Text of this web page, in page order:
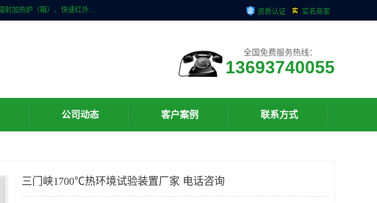
许昌市红外技术研究所有限公司主要产品有：红外辐射（吸收）涂料、红外加热元件、红外辐射加热模块（板）、红外辐射加热炉（箱）、快速红外辐射加热器、系列高端红外加热实验设备、系列红外加热控制器等。 资质认证 实名商家
全国免费服务热线：
13693740055
公司动态 客户案例 联系方式
三门峡1700℃热环境试验装置厂家 电话咨询